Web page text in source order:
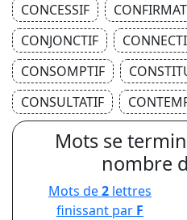
CONCESSIF
CONJONCTIF
CONSOMPTIF
CONSULTATIF
Mots se
nombre
Mots de2 lettres
finissant par F